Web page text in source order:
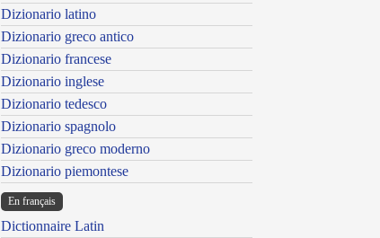
Dizionario latino
Dizionario greco antico
Dizionario francese
Dizionario inglese
Dizionario tedesco
Dizionario spagnolo
Dizionario greco moderno
Dizionario piemontese
En français
Dictionnaire Latin